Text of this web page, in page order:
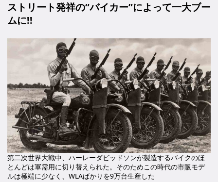
ストリート発祥の“バイカー”によって一大ブー
ムに!!
第二次世界大戦中、ハーレーダビッドソンが製造するバイクのほ
とんどは軍需用に切り替えられた。そのためこの時代の市販モデ
ルは極端に少なく、WLAばかりを9万台生産した